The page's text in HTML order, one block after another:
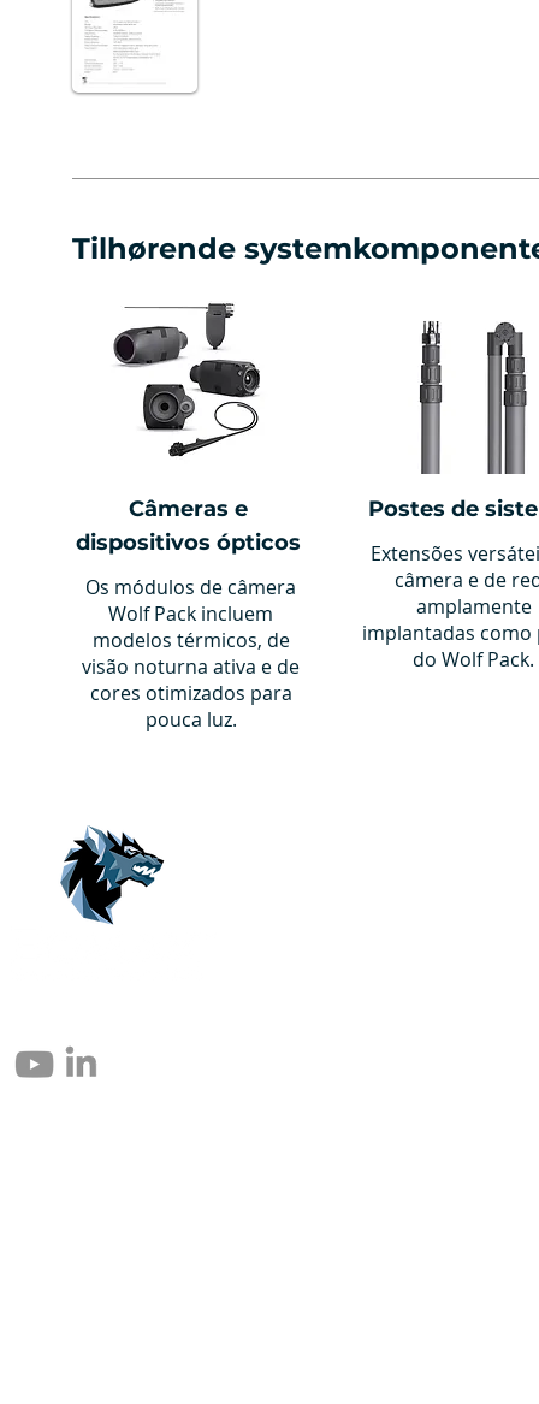
Tilhørende
Câmeras e
dispositivos ópticos
Os módulos de câmera
Wolf Pack incluem
modelos térmicos, de
visão noturna ativa e de
cores otimizados para
pouca luz.
Postes de
Extensões
câmera e de
amplamente
implantadas como
do Wolf Pack.